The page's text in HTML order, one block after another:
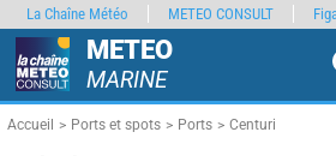
METEO
MARINE
Accueil Ports et spots Ports Centuri
La Chaîne Météo METEO CONSULT